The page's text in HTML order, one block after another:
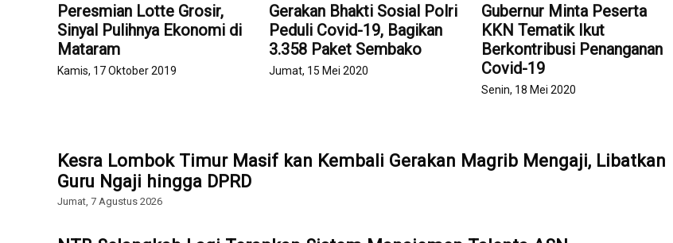
Peresmian Lotte Grosir,
Sinyal Pulihnya Ekonomi di
Mataram
Kamis, 17 Oktober 2019
Gerakan Bhakti Sosial Polri
Peduli Covid-19, Bagikan
3.358 Paket Sembako
Jumat, 15 Mei 2020
Gubernur Minta Peserta
KKN Tematik Ikut
Berkontribusi Penanganan
Covid-19
Senin, 18 Mei 2020
Kesra Lombok Timur Masif kan Kembali Gerakan Magrib Mengaji, Libatkan
Guru Ngaji hingga DPRD
Jumat, 7 Agustus 2026